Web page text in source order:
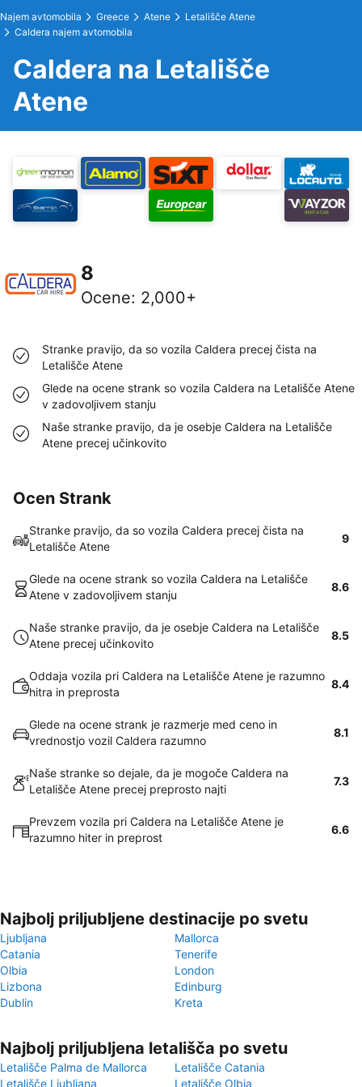
Najem avtomobila Greece Atene
Letališče Atene
Caldera najem avtomobila
Caldera na Letališče
Atene
8
Ocene: 2,000+
Stranke pravijo, da so vozila Caldera precej čista na
Letališče Atene
Glede na ocene strank so vozila Caldera na Letališče Atene
v zadovoljivem stanju
Naše stranke pravijo, da je osebje Caldera na Letališče
Atene precej učinkovito
Ocen Strank
Stranke pravijo, da so vozila Caldera precej čista na
Letališče Atene
9
Glede na ocene strank so vozila Caldera na Letališče
Atene v zadovoljivem stanju
8.6
Naše stranke pravijo, da je osebje Caldera na Letališče
Atene precej učinkovito
8.5
Oddaja vozila pri Caldera na Letališče Atene je razumno
hitra in preprosta
8.4
Glede na ocene strank je razmerje med ceno in
vrednostjo vozil Caldera razumno
8.1
Naše stranke so dejale, da je mogoče Caldera na
Letališče Atene precej preprosto najti
7.3
Prevzem vozila pri Caldera na Letališče Atene je
razumno hiter in preprost
6.6
Najbolj priljubljene destinacije po svetu
Ljubljana
Mallorca
Catania
Tenerife
Olbia
London
Lizbona
Edinburg
Dublin
Kreta
Najbolj priljubljena letališča po svetu
Letališče Palma de Mallorca
Letališče Catania
Letališče Ljubljana
Letališče Olbia